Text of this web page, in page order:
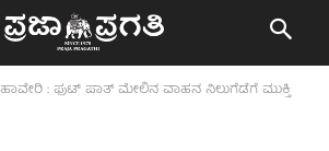
ಹಾವೇರಿ : ಫುಟ್ ಪಾತ್ ಮೇಲಿನ ವಾಹನ ನಿಲುಗೆಡೆಗೆ ಮುಕ್ತಿ